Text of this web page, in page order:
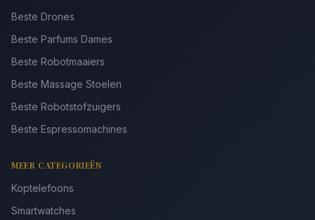
Beste Drones
Beste Parfums Dames
Beste Robotmaaiers
Beste Massage Stoelen
Beste Robotstofzuigers
Beste Espressomachines
MEER CATEGORIEËN
Koptelefoons
Smartwatches